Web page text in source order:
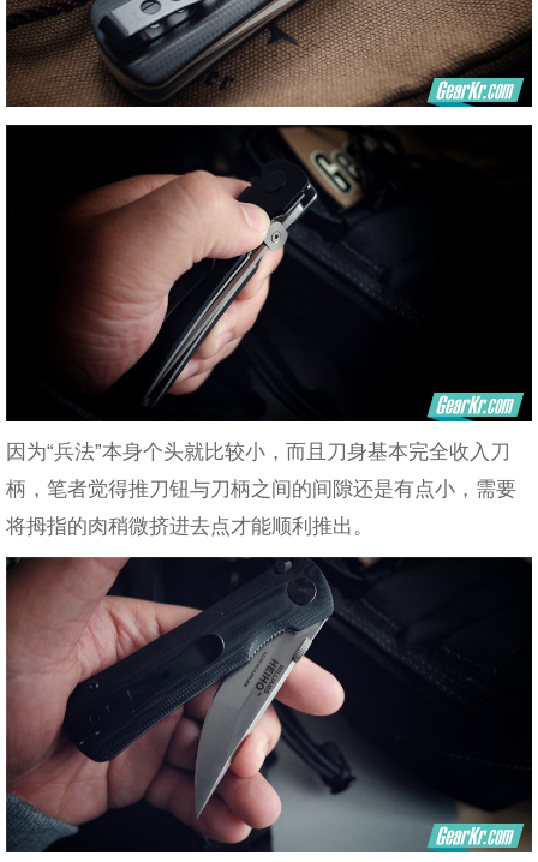
因为“兵法”本身个头就比较小，而且刀身基本完全收入刀
柄，笔者觉得推刀钮与刀柄之间的间隙还是有点小，需要
将拇指的肉稍微挤进去点才能顺利推出。